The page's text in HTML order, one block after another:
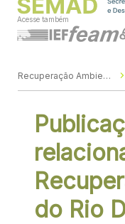
Acesse também
Recuperação Ambiental
do Rio